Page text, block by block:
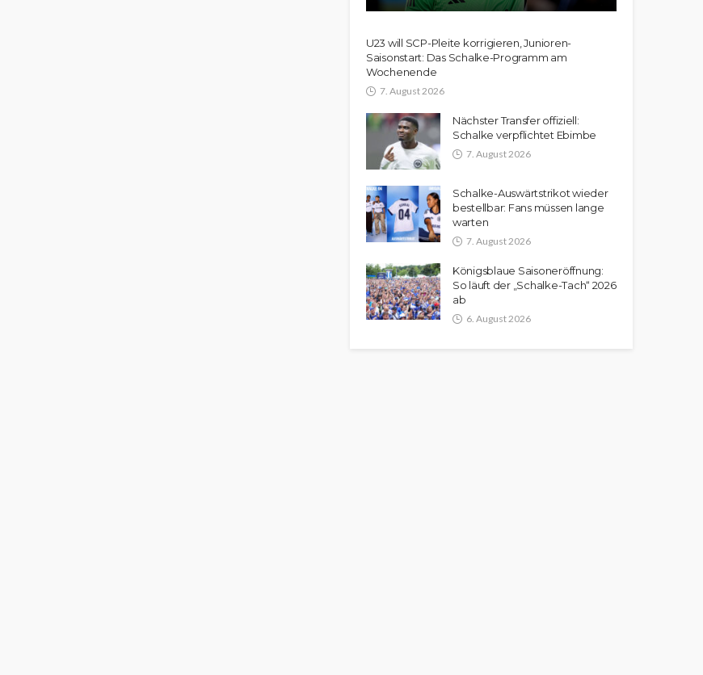
U23 will SCP-Pleite korrigieren, Junioren-
Saisonstart: Das Schalke-Programm am
Wochenende
7. August 2026
Nächster Transfer offiziell:
Schalke verpflichtet Ebimbe
7. August 2026
Schalke-Auswärtstrikot wieder
bestellbar: Fans müssen lange
warten
7. August 2026
Königsblaue Saisoneröffnung:
So läuft der „Schalke-Tach“ 2026
ab
6. August 2026